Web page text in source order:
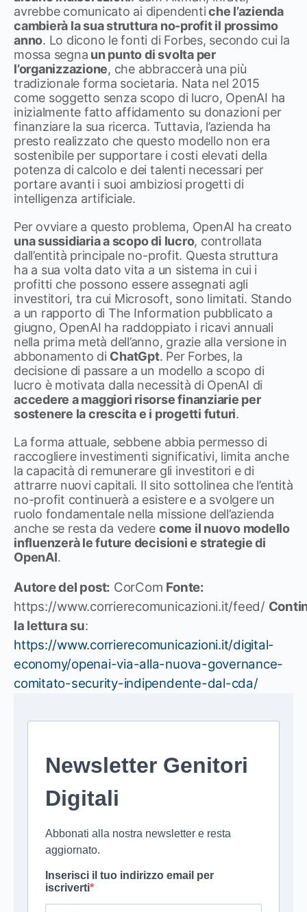
avrebbe comunicato ai dipendentiche l’azienda
cambierà la sua struttura no-profit il prossimo
anno. Lo dicono le fonti di Forbes, secondo cui la
mossa segna un punto di svolta per
l’organizzazione, che abbraccerà una più
tradizionale forma societaria. Nata nel 2015
come soggetto senza scopo di lucro, OpenAI ha
inizialmente fatto affidamento su donazioni per
finanziare la sua ricerca. Tuttavia, l’azienda ha
presto realizzato che questo modello non era
sostenibile per supportare i costi elevati della
potenza di calcolo e dei talenti necessari per
portare avanti i suoi ambiziosi progetti di
intelligenza artificiale.
Per ovviare a questo problema, OpenAI ha creato
una sussidiaria a scopo di lucro, controllata
dall’entità principale no-profit. Questa struttura
ha a sua volta dato vita a un sistema in cui i
profitti che possono essere assegnati agli
investitori, tra cui Microsoft, sono limitati. Stando
a un rapporto di The Information pubblicato a
giugno, OpenAI ha raddoppiato i ricavi annuali
nella prima metà dell’anno, grazie alla versione in
abbonamento di ChatGpt. Per Forbes, la
decisione di passare a un modello a scopo di
lucro è motivata dalla necessità di OpenAI di
accedere a maggiori risorse finanziarie per
sostenere la crescita e i progetti futuri.
La forma attuale, sebbene abbia permesso di
raccogliere investimenti significativi, limita anche
la capacità di remunerare gli investitori e di
attrarre nuovi capitali. Il sito sottolinea che l’entità
no-profit continuerà a esistere e a svolgere un
ruolo fondamentale nella missione dell’azienda
anche se resta da vedere come il nuovo modello
influenzerà le future decisioni e strategie di
OpenAI.
Autore del post: CorCom Fonte:
https://www.corrierecomunicazioni.it/feed/
la lettura su:
https://www.corrierecomunicazioni.it/digital-
economy/openai-via-alla-nuova-governance-
comitato-security-indipendente-dal-cda/